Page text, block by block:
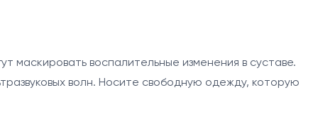
структуры коленного сустава и оценить их
основных элементов:
воспалительные изменения в суставе.
волн. Носите свободную одежду, которую